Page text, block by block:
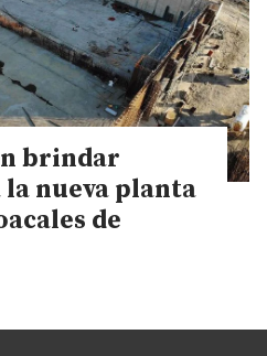
brindar
nueva planta
de